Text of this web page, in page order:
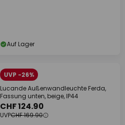
Auf Lager
UVP -26%
Lucande Außenwandleuchte Ferda,
Fassung unten, beige, IP44
CHF 124.90
UVPCHF 169.90